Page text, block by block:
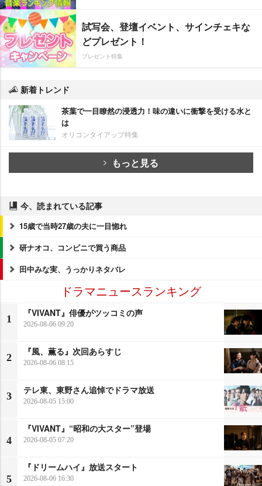
試写会、登壇イベント、サインチェキな
どプレゼント！
プレゼント特集
新着トレンド
茶葉で一目瞭然の浸透力！味の違いに衝撃を受ける水と
は
オリコンタイアップ特集
もっと見る
今、読まれている記事
15歳で当時27歳の夫に一目惚れ
研ナオコ、コンビニで買う商品
田中みな実、うっかりネタバレ
ドラマニュースランキング
1
『VIVANT』俳優がツッコミの声
2026-08-06 09:20
2
『風、薫る』次回あらすじ
2026-08-06 08:15
3
テレ東、東野さん追悼でドラマ放送
2026-08-05 15:00
4
『VIVANT』“昭和の大スター”登場
2026-08-05 07:20
5
『ドリームハイ』放送スタート
2026-08-06 16:30